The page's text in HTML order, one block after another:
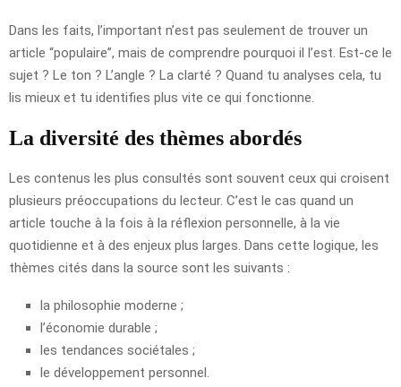
Dans les faits, l’important n’est pas seulement de trouver un
article “populaire”, mais de comprendre pourquoi il l’est. Est-ce le
sujet ? Le ton ? L’angle ? La clarté ? Quand tu analyses cela, tu
lis mieux et tu identifies plus vite ce qui fonctionne.
La diversité des thèmes abordés
Les contenus les plus consultés sont souvent ceux qui croisent
plusieurs préoccupations du lecteur. C’est le cas quand un
article touche à la fois à la réflexion personnelle, à la vie
quotidienne et à des enjeux plus larges. Dans cette logique, les
thèmes cités dans la source sont les suivants :
la philosophie moderne ;
l’économie durable ;
les tendances sociétales ;
le développement personnel.